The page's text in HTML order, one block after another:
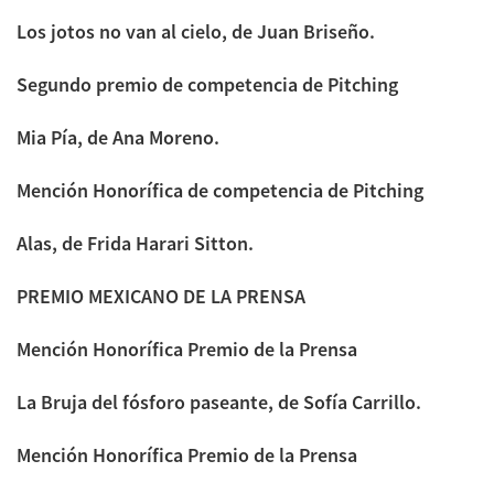
Los jotos no van al cielo, de Juan Briseño.
Segundo premio de competencia de Pitching
Mia Pía, de Ana Moreno.
Mención Honorífica de competencia de Pitching
Alas, de Frida Harari Sitton.
PREMIO MEXICANO DE LA PRENSA
Mención Honorífica Premio de la Prensa
La Bruja del fósforo paseante, de Sofía Carrillo.
Mención Honorífica Premio de la Prensa